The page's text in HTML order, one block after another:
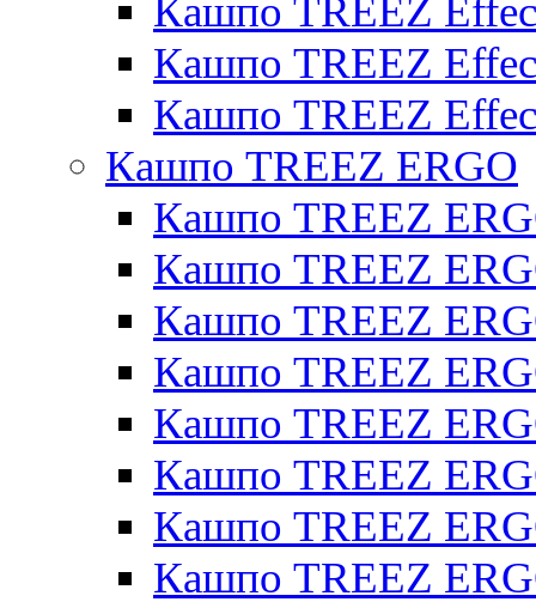
Кашпо TREEZ
Кашпо TREEZ
Кашпо TREEZ
Кашпо TREEZ ERGO
Кашпо TREEZ
Кашпо TREEZ
Кашпо TREEZ
Кашпо TREEZ
Кашпо TREEZ
Кашпо TREEZ
Кашпо TREEZ
Кашпо TREEZ